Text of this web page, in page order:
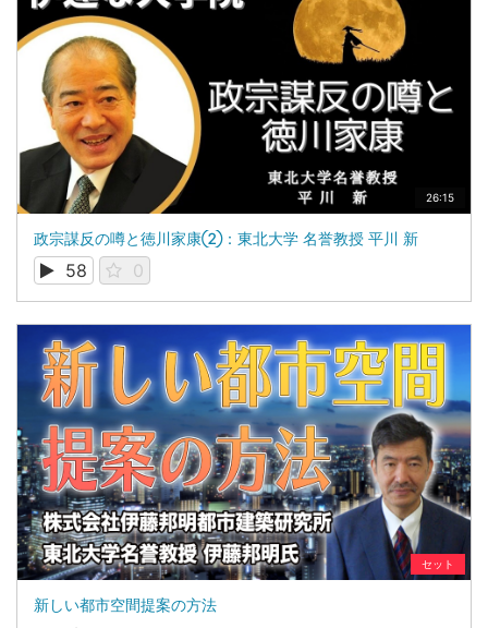
26:15
政宗謀反の噂と徳川家康②：東北大学 名誉教授 平川 新
58 0
セット
新しい都市空間提案の方法